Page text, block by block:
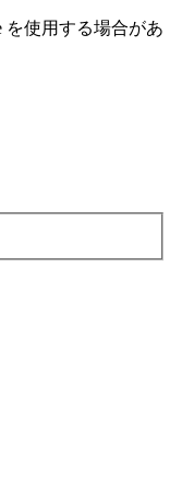
使⽤する場合があ